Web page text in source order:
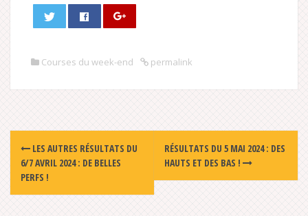
Courses du week-end permalink
Post
navigation
LES AUTRES RÉSULTATS DU
6/7 AVRIL 2024 : DE BELLES
PERFS !
RÉSULTATS DU 5 MAI 2024 : DES
HAUTS ET DES BAS !